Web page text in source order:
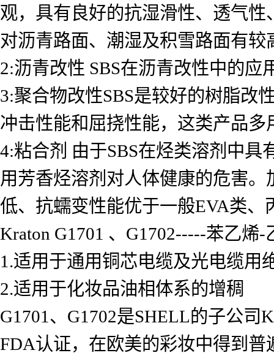
观，具有良好的抗湿滑性、透气
对沥青路面、潮湿及积雪路面有较
2:沥青改性 SBS在沥青改性中的
3:聚合物改性SBS是较好的树脂改
冲击性能和屈挠性能，这类产品
4:粘合剂 由于SBS在烃类溶剂中
用芳香烃溶剂对人体健康的危害
低、抗蠕变性能优于一般EVA类
Kraton G1701 、G1702-----苯乙烯
1.适用于通用铜芯电缆及光电缆用
2.适用于化妆品油相体系的增稠
G1701、G1702是SHELL的子公
FDA认证，在欧美的彩妆中得到